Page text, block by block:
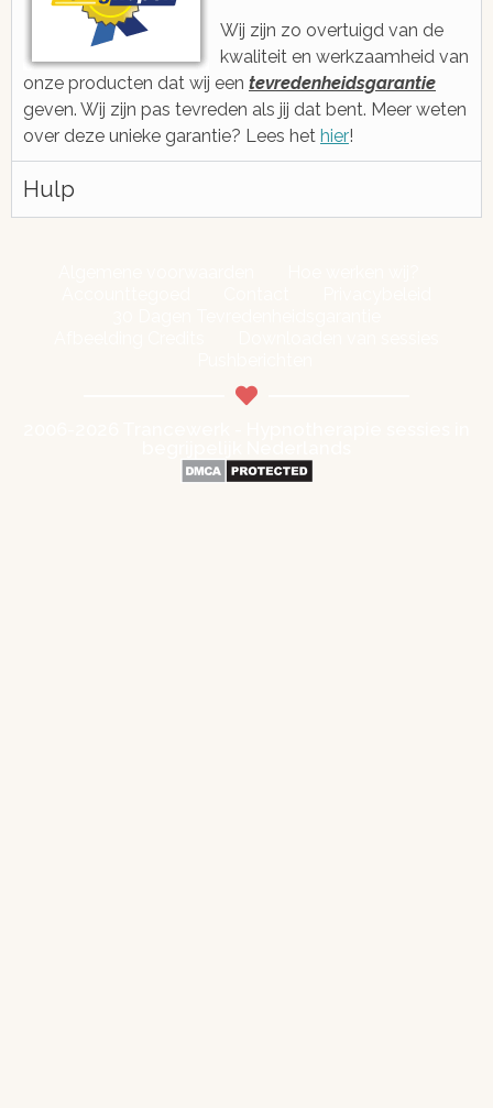
Wij zijn zo overtuigd van de
kwaliteit en werkzaamheid van
onze producten dat wij een tevredenheidsgarantie
geven. Wij zijn pas tevreden als jij dat bent. Meer weten
over deze unieke garantie? Lees het hier!
Hulp